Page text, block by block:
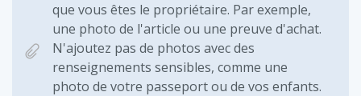
que vous êtes le propriétaire. Par exemple,
une photo de l'article ou une preuve d'achat.
N'ajoutez pas de photos avec des
renseignements sensibles, comme une
photo de votre passeport ou de vos enfants.